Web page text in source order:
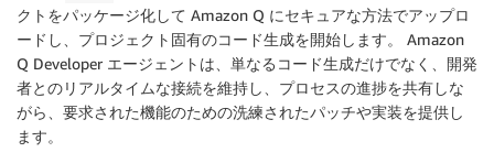
クトをパッケージ化して Amazon Q にセキュアな方法でアップロ
ードし、プロジェクト固有のコード生成を開始します。 Amazon
Q Developer エージェントは、単なるコード生成だけでなく、開発
者とのリアルタイムな接続を維持し、プロセスの進捗を共有しな
がら、要求された機能のための洗練されたパッチや実装を提供し
ます。